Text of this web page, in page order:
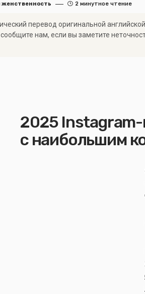
женственность 2 минутное чтение
перевод оригинальной
нам, если вы заметите
2025 Instagram-
с наибольшим